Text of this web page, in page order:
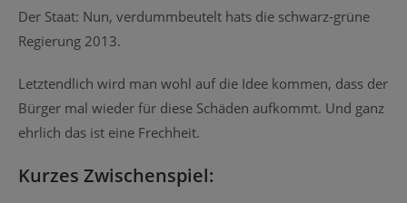
Der Staat: Nun, verdummbeutelt hats die schwarz-grüne
Regierung 2013.
Letztendlich wird man wohl auf die Idee kommen, dass der
Bürger mal wieder für diese Schäden aufkommt. Und ganz
ehrlich das ist eine Frechheit.
Kurzes Zwischenspiel: